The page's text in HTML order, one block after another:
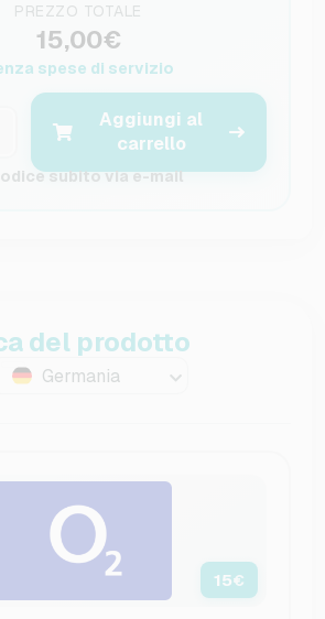
PREZZO TOTALE
15,00€
spese di servizio
Aggiungi al
carrello
subito via e-mail
del prodotto
Germania
15€